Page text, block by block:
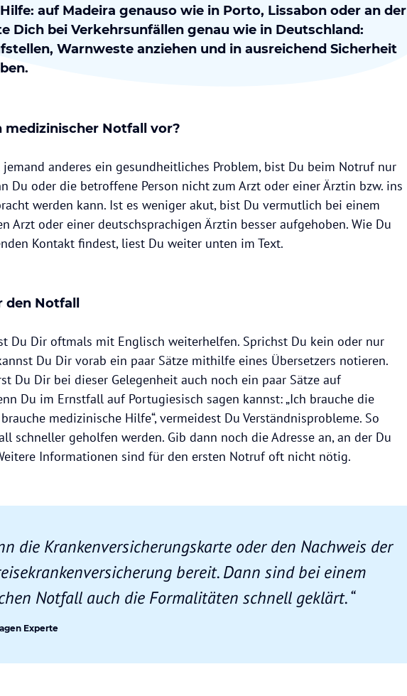
auf Madeira genauso wie in Porto, Lissabon oder an der
Dich bei Verkehrsunfällen genau wie in Deutschland:
Warnweste anziehen und in ausreichend Sicherheit
medizinischer Notfall vor?
anderes ein gesundheitliches Problem, bist Du beim Notruf nur
Du oder die betroffene Person nicht zum Arzt oder einer Ärztin bzw. ins
werden kann. Ist es weniger akut, bist Du vermutlich bei einem
Arzt oder einer deutschsprachigen Ärztin besser aufgehoben. Wie Du
Kontakt findest, liest Du weiter unten im Text.
Notfall
Du Dir oftmals mit Englisch weiterhelfen. Sprichst Du kein oder nur
Du Dir vorab ein paar Sätze mithilfe eines Übersetzers notieren.
Du Dir bei dieser Gelegenheit auch noch ein paar Sätze auf
Du im Ernstfall auf Portugiesisch sagen kannst: „Ich brauche die
brauche medizinische Hilfe“, vermeidest Du Verständnisprobleme. So
schneller geholfen werden. Gib dann noch die Adresse an, an der Du
Informationen sind für den ersten Notruf oft nicht nötig.
die Krankenversicherungskarte oder den Nachweis der
bereit. Dann sind bei einem
Notfall auch die Formalitäten schnell geklärt. “
Experte